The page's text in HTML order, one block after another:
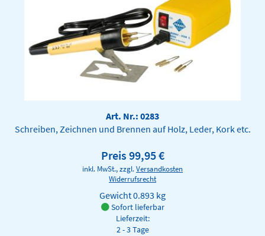
Art. Nr.: 0283
Schreiben, Zeichnen und Brennen auf Holz, Leder, Kork etc.
Preis 99,95 €
inkl. MwSt., zzgl.Versandkosten
Widerrufsrecht
Gewicht0.893 kg
Sofort lieferbar
Lieferzeit:
2 - 3 Tage